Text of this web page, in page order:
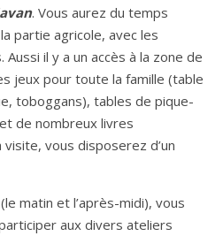
. Vous aurez du temps
partie agricole, avec les
il y a un accès à la zone de
jeux pour toute la famille (table
toboggans), tables de pique-
de nombreux livres
vous disposerez d’un
matin et l’après-midi), vous
aux divers ateliers